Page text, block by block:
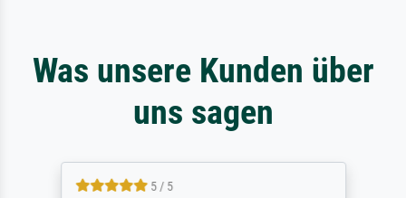
Was unsere Kunden über
uns sagen
5 / 5